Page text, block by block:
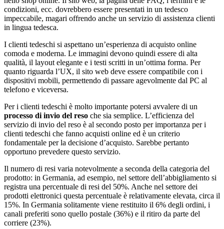
condizioni, ecc. dovrebbero essere presentati in un tedesco
impeccabile, magari offrendo anche un servizio di assistenza clienti
in lingua tedesca.
I clienti tedeschi si aspettano un’esperienza di acquisto online
comoda e moderna. Le immagini devono quindi essere di alta
qualità, il layout elegante e i testi scritti in un’ottima forma. Per
quanto riguarda l’UX, il sito web deve essere compatibile con i
dispositivi mobili, permettendo di passare agevolmente dal PC al
telefono e viceversa.
Per i clienti tedeschi è molto importante potersi avvalere di un
processo di invio del reso che sia semplice. L’efficienza del
servizio di invio del reso è al secondo posto per importanza per i
clienti tedeschi che fanno acquisti online ed è un criterio
fondamentale per la decisione d’acquisto. Sarebbe pertanto
opportuno prevedere questo servizio.
Il numero di resi varia notevolmente a seconda della categoria del
prodotto: in Germania, ad esempio, nel settore dell’abbigliamento si
registra una percentuale di resi del 50%. Anche nel settore dei
prodotti elettronici questa percentuale è relativamente elevata, circa il
15%. In Germania solitamente viene restituito il 6% degli ordini, i
canali preferiti sono quello postale (36%) e il ritiro da parte del
corriere (23%).